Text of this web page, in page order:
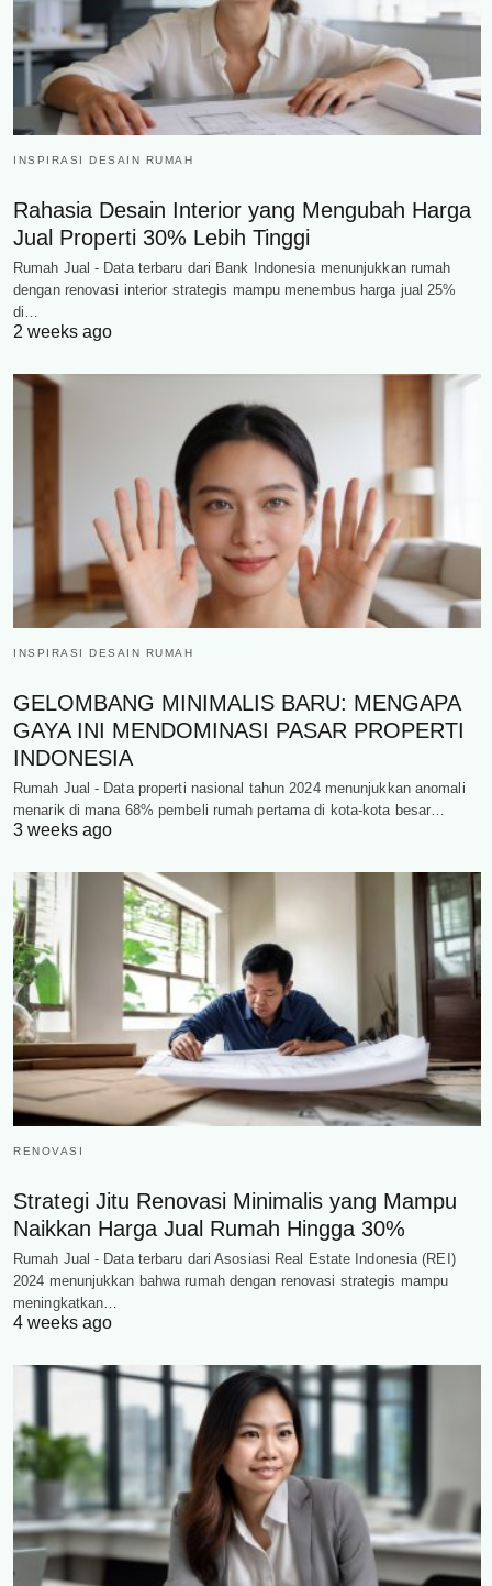
INSPIRASI DESAIN RUMAH
Rahasia Desain Interior yang Mengubah Harga
Jual Properti 30% Lebih Tinggi
Rumah Jual - Data terbaru dari Bank Indonesia menunjukkan rumah
dengan renovasi interior strategis mampu menembus harga jual 25%
di…
2 weeks ago
INSPIRASI DESAIN RUMAH
GELOMBANG MINIMALIS BARU: MENGAPA
GAYA INI MENDOMINASI PASAR PROPERTI
INDONESIA
Rumah Jual - Data properti nasional tahun 2024 menunjukkan anomali
menarik di mana 68% pembeli rumah pertama di kota-kota besar…
3 weeks ago
RENOVASI
Strategi Jitu Renovasi Minimalis yang Mampu
Naikkan Harga Jual Rumah Hingga 30%
Rumah Jual - Data terbaru dari Asosiasi Real Estate Indonesia (REI)
2024 menunjukkan bahwa rumah dengan renovasi strategis mampu
meningkatkan…
4 weeks ago